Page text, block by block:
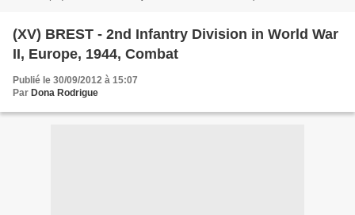
(XV) BREST - 2nd Infantry Division in World War
II, Europe, 1944, Combat
Publié le 30/09/2012 à 15:07
Par Dona Rodrigue